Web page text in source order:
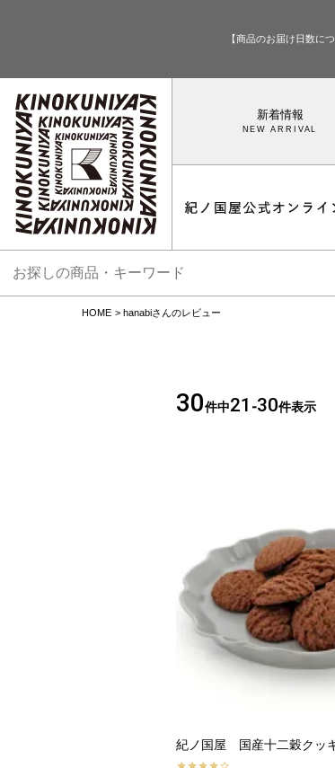
【商品のお届け日数に
新着情報
HOME hanabiさんのレビュー
30件中21 -30件表示
紀ノ国屋 国産十二穀クッ